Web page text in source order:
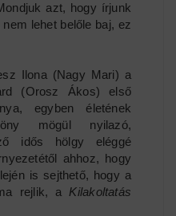
azt, hogy írjunk
lehet belőle baj, ez
Ilona (Nagy Mari) a
(Orosz Ákos) első
egyben életének
mögül nyilazó,
idős hölgy eléggé
ahhoz, hogy
is sejthető, hogy a
rejlik, a Kilakoltatás